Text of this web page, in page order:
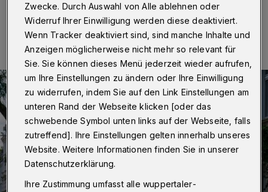
01.04.2022 , 10:00 Uhr Eine Minute Lesezeit
Zwecke. Durch Auswahl von Alle ablehnen oder
Widerruf Ihrer Einwilligung werden diese deaktiviert.
Wenn Tracker deaktiviert sind, sind manche Inhalte und
Anzeigen möglicherweise nicht mehr so relevant für
Sie. Sie können dieses Menü jederzeit wieder aufrufen,
um Ihre Einstellungen zu ändern oder Ihre Einwilligung
zu widerrufen, indem Sie auf den Link Einstellungen am
unteren Rand der Webseite klicken [oder das
schwebende Symbol unten links auf der Webseite, falls
zutreffend]. Ihre Einstellungen gelten innerhalb unseres
Website. Weitere Informationen finden Sie in unserer
Datenschutzerklärung.
Ihre Zustimmung umfasst alle wuppertaler-